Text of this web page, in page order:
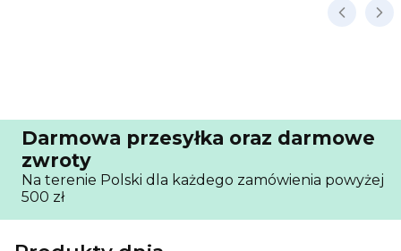
Darmowa przesyłka oraz darmowe
zwroty
Na terenie Polski dla każdego zamówienia powyżej
500 zł